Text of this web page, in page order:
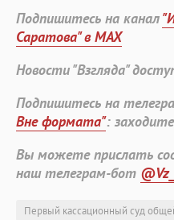
Подпишитесь на канал
Саратова" в MAX
Новости "Взгляда"
Подпишитесь на
Вне формата":
Вы можете прислать
наш телеграм-бот
Первый кассационный суд